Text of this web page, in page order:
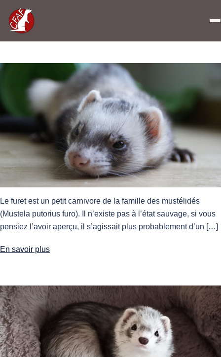
Catégorie :
Le furet est un petit carnivore de la famille des mustélidés
(Mustela putorius furo). Il n’existe pas à l’état sauvage, si vous
pensiez l’avoir aperçu, il s’agissait plus probablement d’un […]
En savoir plus